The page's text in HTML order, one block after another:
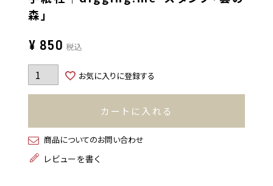
森」
¥ 850 税込
お気に入りに登録する
カートに入れる
商品についてのお問い合わせ
レビューを書く